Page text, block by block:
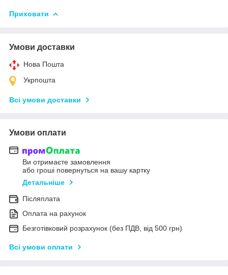
Приховати
Умови доставки
Нова Пошта
Укрпошта
Всі умови доставки
Умови оплати
Ви отримаєте замовлення
або гроші повернуться на вашу картку
Детальніше
Післяплата
Оплата на рахунок
Безготівковий розрахунок (без ПДВ, від 500 грн)
Всі умови оплати